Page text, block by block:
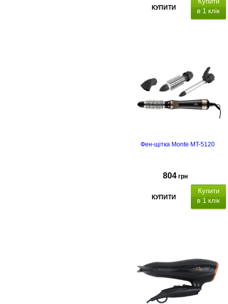
КУПИТИ
в 1 клік
Фен-щітка Monte MT-5120
804 грн
КУПИТИ
Купити
в 1 клік